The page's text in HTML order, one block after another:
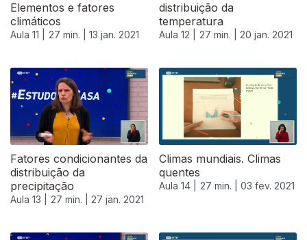
Elementos e fatores
climáticos
Aula 11 | 27 min. | 13 jan. 2021
distribuição da
temperatura
Aula 12 | 27 min. | 20 jan. 2021
Fatores condicionantes da
distribuição da
precipitação
Aula 13 | 27 min. | 27 jan. 2021
Climas mundiais. Climas
quentes
Aula 14 | 27 min. | 03 fev. 2021